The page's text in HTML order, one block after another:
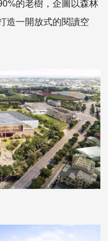
的老樹，企圖以森林
造一開放式的閱讀空